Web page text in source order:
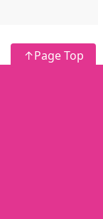
↑Page Top